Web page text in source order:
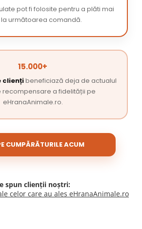
pot fi folosite pentru a plăti mai
următoarea comandă.
15.000+
cliențibeneficiază deja de actualul
recompensare a fidelității pe
eHranaAnimale.ro.
CUMPĂRĂTURILE ACUM
spun clienții noștri:
celor care au ales eHranaAnimale.ro